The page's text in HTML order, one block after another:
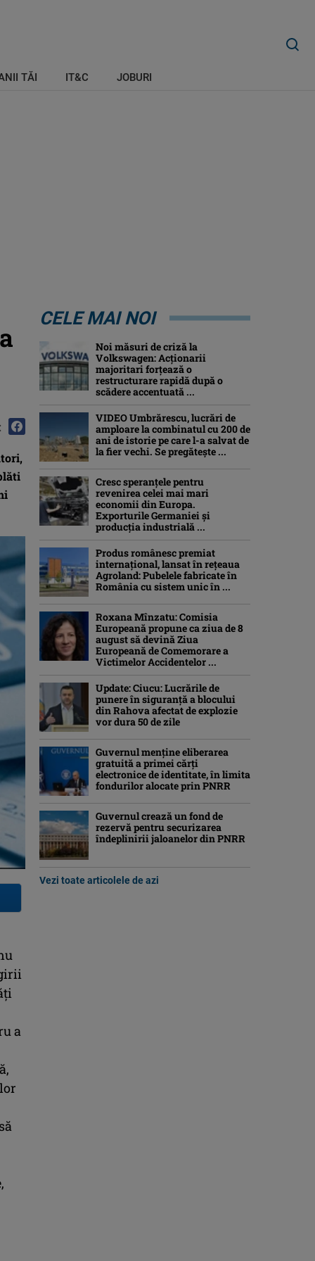
TĂI IT&C JOBURI
a
CELE MAI NOI
Noi măsuri de criză la
Volkswagen: Acționarii
majoritari forțează o
restructurare rapidă după o
scădere accentuată ...
VIDEO Umbrărescu, lucrări de
amploare la combinatul cu 200 de
ani de istorie pe care l-a salvat de
la fier vechi. Se pregătește ...
Cresc speranțele pentru
revenirea celei mai mari
economii din Europa.
Exporturile Germaniei și
producția industrială ...
Produs românesc premiat
internațional, lansat în rețeaua
Agroland: Pubelele fabricate în
România cu sistem unic în ...
Roxana Mînzatu: Comisia
Europeană propune ca ziua de 8
august să devină Ziua
Europeană de Comemorare a
Victimelor Accidentelor ...
Update: Ciucu: Lucrările de
punere în siguranță a blocului
din Rahova afectat de explozie
vor dura 50 de zile
Guvernul menține eliberarea
gratuită a primei cărţi
electronice de identitate, în limita
fondurilor alocate prin PNRR
Guvernul crează un fond de
rezervă pentru securizarea
îndeplinirii jaloanelor din PNRR
Vezi toate articolele de azi